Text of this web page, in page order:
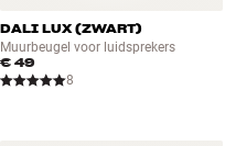
DALI LUX (ZWART)
Muurbeugel voor luidsprekers
€ 49
8